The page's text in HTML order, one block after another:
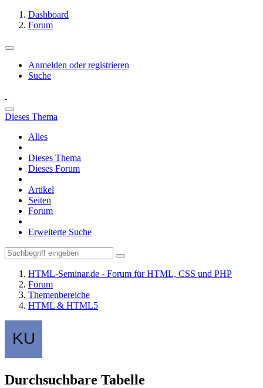
Dashboard
Forum
Anmelden oder registrieren
Suche
Dieses Thema
Alles
Dieses Thema
Dieses Forum
Artikel
Seiten
Forum
Erweiterte Suche
HTML-Seminar.de - Forum für HTML, CSS und PHP
Forum
Themenbereiche
HTML & HTML5
Durchsuchbare Tabelle